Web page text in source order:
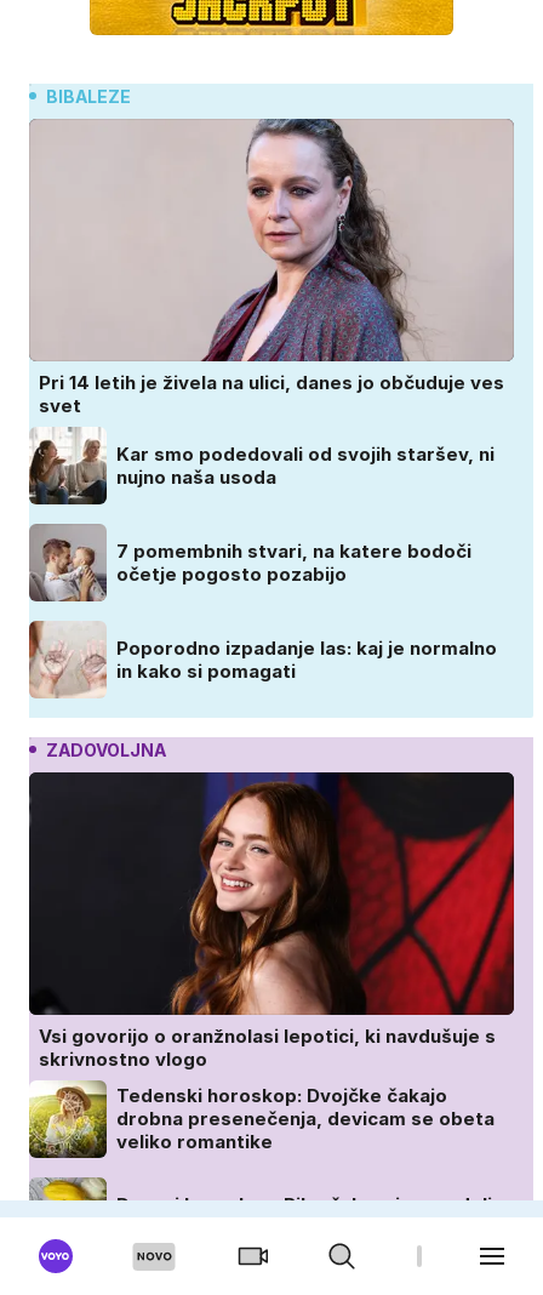
BIBALEZE
Pri 14 letih je živela na ulici, danes jo občuduje ves
svet
Kar smo podedovali od svojih staršev, ni
nujno naša usoda
7 pomembnih stvari, na katere bodoči
očetje pogosto pozabijo
Poporodno izpadanje las: kaj je normalno
in kako si pomagati
ZADOVOLJNA
Vsi govorijo o oranžnolasi lepotici, ki navdušuje s
skrivnostno vlogo
Tedenski horoskop: Dvojčke čakajo
drobna presenečenja, devicam se obeta
veliko romantike
Dnevni horoskop: Ribe čaka mirna nedelja,